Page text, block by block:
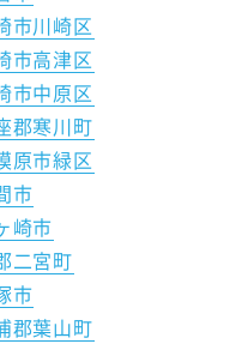
市川崎区
市高津区
市中原区
郡寒川町
原市緑区
市
崎市
二宮町
市
郡葉山町